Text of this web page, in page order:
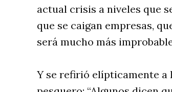
actual crisis a niveles que
que se caigan empresas,
será mucho más
Y se refirió elípticamente a